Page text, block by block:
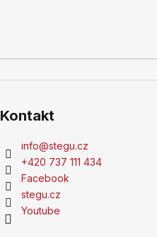
Kontakt
info@stegu.cz
+420 737 111 434
Facebook
stegu.cz
Youtube